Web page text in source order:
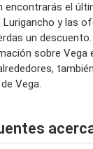
encontrarás el
Lurigancho y las
un
sobre Vega
Vega.